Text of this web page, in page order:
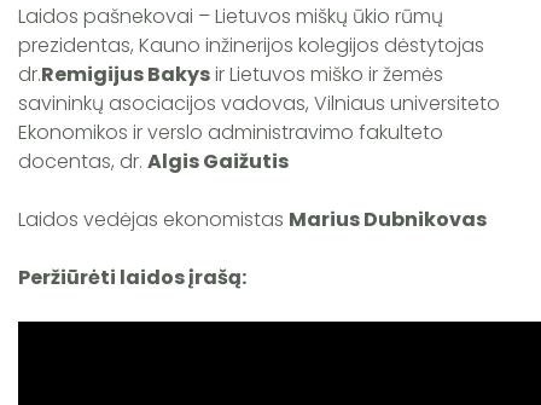
Laidos pašnekovai – Lietuvos miškų ūkio rūmų
prezidentas, Kauno inžinerijos kolegijos dėstytojas
dr.Remigijus Bakysir Lietuvos miško ir žemės
savininkų asociacijos vadovas, Vilniaus universiteto
Ekonomikos ir verslo administravimo fakulteto
docentas, dr. Algis Gaižutis
Laidos vedėjas ekonomistas Marius Dubnikovas
Peržiūrėti laidos įrašą: